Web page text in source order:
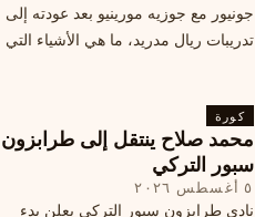
جونيور مع جوزيه مورينيو بعد عودته إلى
تدريبات ريال مدريد، ما هي الأشياء التي
كورة
محمد صلاح ينتقل إلى طرابزون
سبور التركي
٥ أغسطس ٢٠٢٦
نادي طرابزون سبور التركي يعلن بدء